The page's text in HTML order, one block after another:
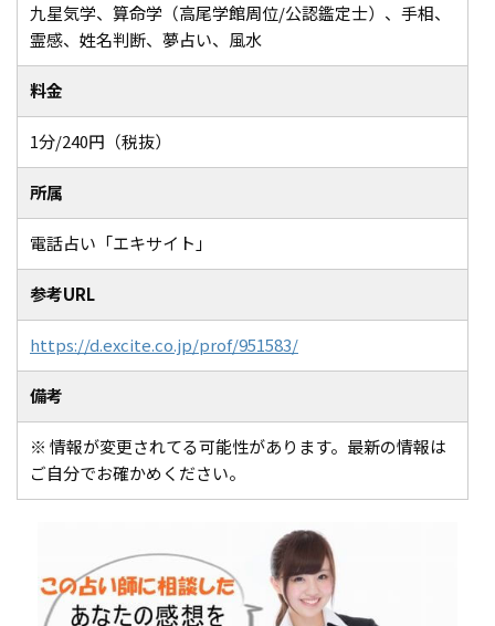
九星気学、算命学（高尾学館周位/公認鑑定士）、手相、
霊感、姓名判断、夢占い、風水
料金
1分/240円（税抜）
所属
電話占い「エキサイト」
参考URL
https://d.excite.co.jp/prof/951583/
備考
※ 情報が変更されてる可能性があります。最新の情報は
ご自分でお確かめください。